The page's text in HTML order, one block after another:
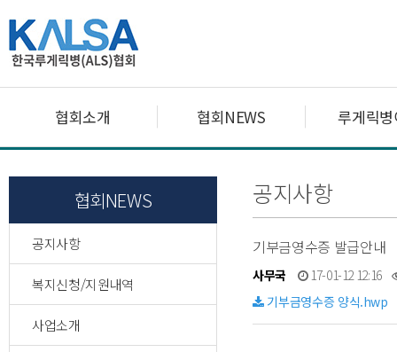
협회소개 협회NEWS 루게릭
협회NEWS
공지사항
복지신청/지원내역
사업소개
공지사항
기부금영수증 발급안내
사무국
17-01-12 12:16
기부금영수증 양식.hwp